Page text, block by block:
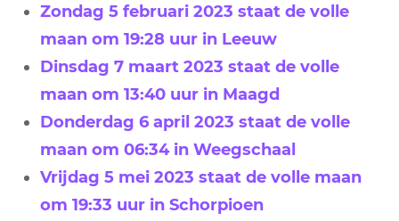
Zondag 5 februari 2023 staat de volle
maan om 19:28 uur in Leeuw
Dinsdag 7 maart 2023 staat de volle
maan om 13:40 uur in Maagd
Donderdag 6 april 2023 staat de volle
maan om 06:34 in Weegschaal
Vrijdag 5 mei 2023 staat de volle maan
om 19:33 uur in Schorpioen